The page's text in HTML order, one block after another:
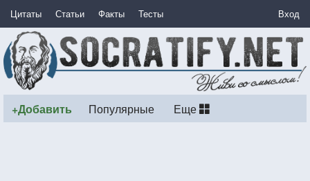
Цитаты Статьи Факты Тесты Вход
+Добавить Популярные Еще